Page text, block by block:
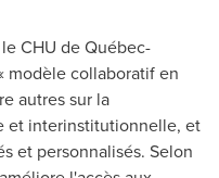
CHU de Québec-
modèle collaboratif en
autres sur la
et interinstitutionnelle, et
et personnalisés. Selon